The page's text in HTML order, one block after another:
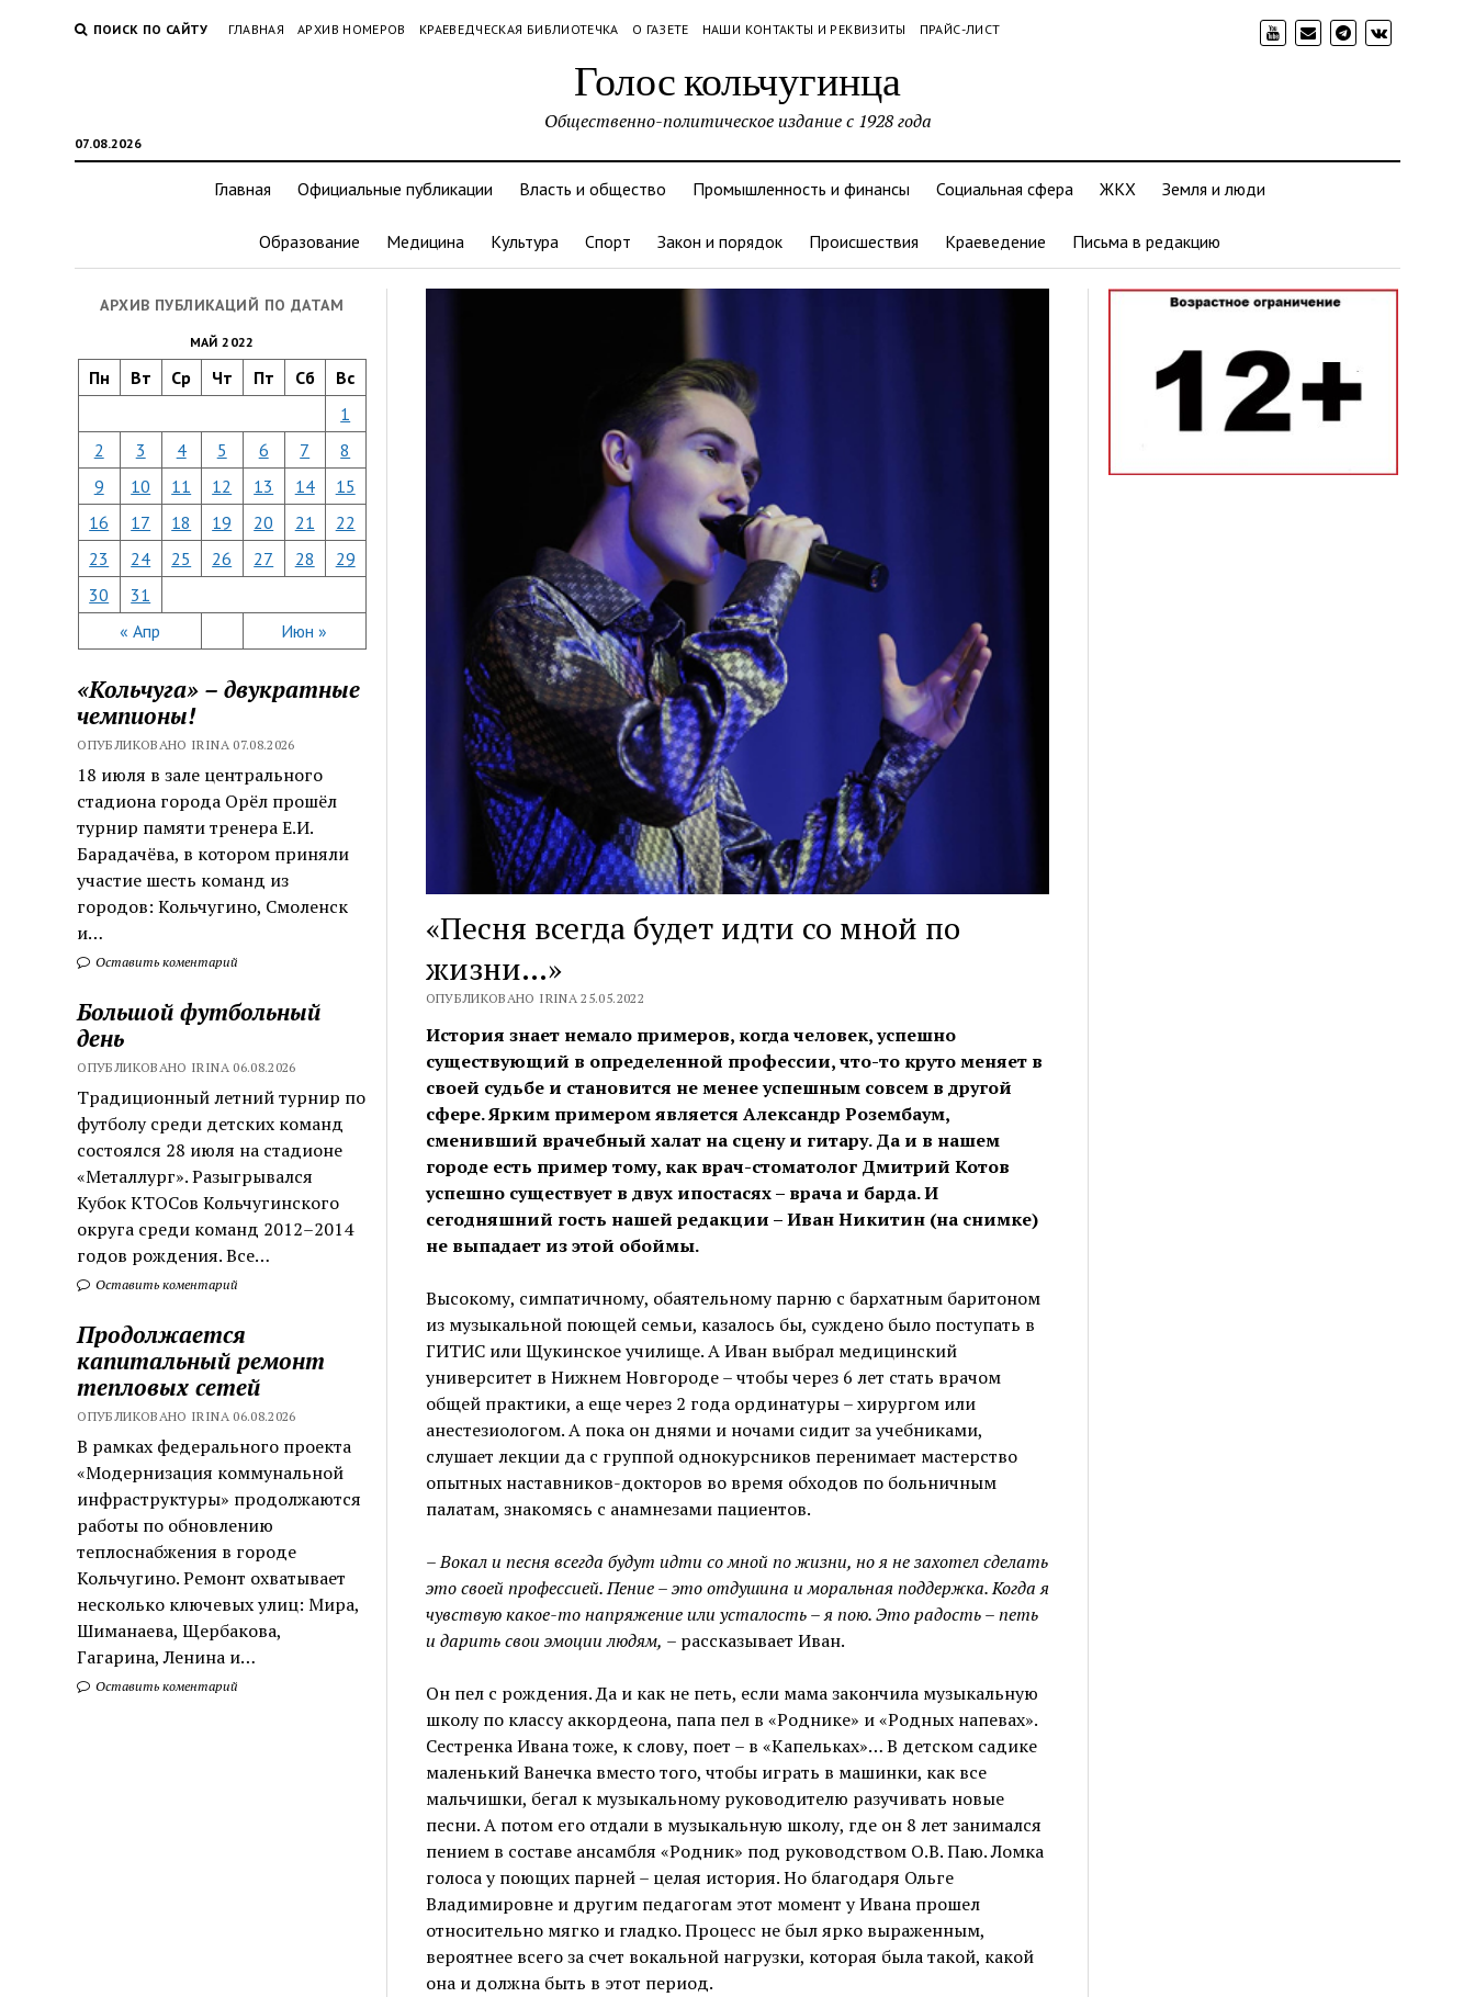
ПОИСК ПО САЙТУ ГЛАВНАЯ АРХИВ НОМЕРОВ КРАЕВЕДЧЕСКАЯ БИБЛИОТЕЧКА О ГАЗЕТЕ НАШИ КОНТАКТЫ И РЕКВИЗИТЫ ПРАЙС-ЛИСТ
Голос кольчугинца
07.08.2026
Общественно-политическое издание с 1928 года
Главная Официальные публикации Власть и общество Промышленность и финансы Социальная сфера ЖКХ Земля и люди
Образование Медицина Культура Спорт Закон и порядок Происшествия Краеведение Письма в редакцию
АРХИВ ПУБЛИКАЦИЙ ПО ДАТАМ
МАЙ 2022
Пн Вт Ср Чт Пт Сб Вс
« Апр Июн »
1
2
3 4 5 6 7
8
9
10 11 12 13 14
15
16
17 18 19 20 21
22
23
24 25 26 27 28
29
30
31
«Кольчуга» – двукратные
чемпионы!
ОПУБЛИКОВАНО IRINA 07.08.2026
18 июля в зале центрального
стадиона города Орёл прошёл
турнир памяти тренера Е.И.
Барадачёва, в котором приняли
участие шесть команд из
городов: Кольчугино, Смоленск
и…
Оставить коментарий
Большой футбольный
день
ОПУБЛИКОВАНО IRINA 06.08.2026
Традиционный летний турнир по
футболу среди детских команд
состоялся 28 июля на стадионе
«Металлург». Разыгрывался
Кубок КТОСов Кольчугинского
округа среди команд 2012–2014
годов рождения. Все…
Оставить коментарий
Продолжается
капитальный ремонт
тепловых сетей
ОПУБЛИКОВАНО IRINA 06.08.2026
В рамках федерального проекта
«Модернизация коммунальной
инфраструктуры» продолжаются
работы по обновлению
теплоснабжения в городе
Кольчугино. Ремонт охватывает
несколько ключевых улиц: Мира,
Шиманаева, Щербакова,
Гагарина, Ленина и…
Оставить коментарий
«Песня всегда будет идти со мной по
жизни…»
ОПУБЛИКОВАНО IRINA 25.05.2022
История знает немало примеров, когда человек, успешно
существующий в определенной профессии, что-то круто меняет в
своей судьбе и становится не менее успешным совсем в другой
сфере. Ярким примером является Александр Розембаум,
сменивший врачебный халат на сцену и гитару. Да и в нашем
городе есть пример тому, как врач-стоматолог Дмитрий Котов
успешно существует в двух ипостасях – врача и барда. И
сегодняшний гость нашей редакции – Иван Никитин (на снимке)
не выпадает из этой обоймы.
Высокому, симпатичному, обаятельному парню с бархатным баритоном
из музыкальной поющей семьи, казалось бы, суждено было поступать в
ГИТИС или Щукинское училище. А Иван выбрал медицинский
университет в Нижнем Новгороде – чтобы через 6 лет стать врачом
общей практики, а еще через 2 года ординатуры – хирургом или
анестезиологом. А пока он днями и ночами сидит за учебниками,
слушает лекции да с группой однокурсников перенимает мастерство
опытных наставников-докторов во время обходов по больничным
палатам, знакомясь с анамнезами пациентов.
– Вокал и песня всегда будут идти со мной по жизни, но я не захотел сделать
это своей профессией. Пение – это отдушина и моральная поддержка. Когда я
чувствую какое-то напряжение или усталость – я пою. Это радость – петь
и дарить свои эмоции людям, – рассказывает Иван.
Он пел с рождения. Да и как не петь, если мама закончила музыкальную
школу по классу аккордеона, папа пел в «Роднике» и «Родных напевах».
Сестренка Ивана тоже, к слову, поет – в «Капельках»… В детском садике
маленький Ванечка вместо того, чтобы играть в машинки, как все
мальчишки, бегал к музыкальному руководителю разучивать новые
песни. А потом его отдали в музыкальную школу, где он 8 лет занимался
пением в составе ансамбля «Родник» под руководством О.В. Паю. Ломка
голоса у поющих парней – целая история. Но благодаря Ольге
Владимировне и другим педагогам этот момент у Ивана прошел
относительно мягко и гладко. Процесс не был ярко выраженным,
вероятнее всего за счет вокальной нагрузки, которая была такой, какой
она и должна быть в этот период.